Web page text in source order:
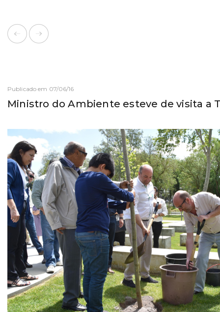
Publicado em 07/06/16
Ministro do Ambiente esteve de visita a